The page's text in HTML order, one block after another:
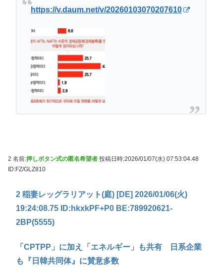
https://v.daum.net/v/20260103070207610
2 名前:押しボタン式の匿名希望者 投稿日時:2026/01/07(水) 07:53:04.48
ID:FZ/GLZ810
2 稲妻レッグラリアット(庭) [DE] 2026/01/06(火)
19:24:08.75 ID:hkxkPF+P0 BE:789920621-
2BP(5555)
「CPTPP」に加え「エネルギー」も共有 日系企業
も『日韓共同体』に賛意多数